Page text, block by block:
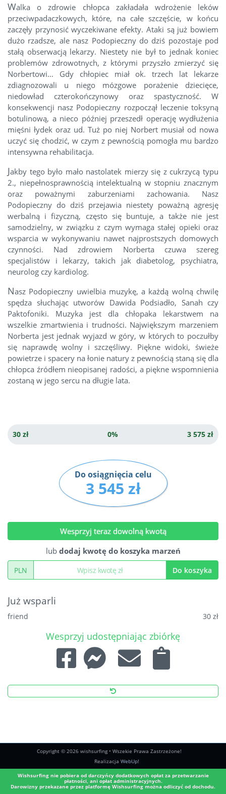
Walka o zdrowie chłopca zakładała wdrożenie leków
przeciwpadaczkowych, które, na całe szczęście, w końcu
zaczęły przynosić wyczekiwane efekty. Ataki są już bowiem
dużo rzadsze, ale nasz Podopieczny do dziś pozostaje pod
stałą obserwacją lekarzy. Niestety nie był to jednak koniec
problemów zdrowotnych, z którymi przyszło zmierzyć się
Norbertowi… Gdy chłopiec miał ok. trzech lat lekarze
zdiagnozowali u niego mózgowe porażenie dziecięce,
niedowład czterokończynowy oraz spastyczność. W
konsekwencji nasz Podopieczny rozpoczął leczenie toksyną
botulinową, a nieco później przeszedł operację wydłużenia
mięśni łydek oraz ud. Tuż po niej Norbert musiał od nowa
uczyć się chodzić, w czym z pewnością pomogła mu bardzo
intensywna rehabilitacja.
Jakby tego było mało nastolatek mierzy się z cukrzycą typu
2., niepełnosprawnością intelektualną w stopniu znacznym
oraz poważnymi zaburzeniami zachowania. Nasz
Podopieczny do dziś przejawia niestety poważną agresję
werbalną i fizyczną, często się buntuje, a także nie jest
samodzielny, w związku z czym wymaga stałej opieki oraz
wsparcia w wykonywaniu nawet najprostszych domowych
czynności. Nad zdrowiem Norberta czuwa szereg
specjalistów i lekarzy, takich jak diabetolog, psychiatra,
neurolog czy kardiolog.
Nasz Podopieczny uwielbia muzykę, a każdą wolną chwilę
spędza słuchając utworów Dawida Podsiadło, Sanah czy
Paktofoniki. Muzyka jest dla chłopaka lekarstwem na
wszelkie zmartwienia i trudności. Największym marzeniem
Norberta jest jednak wyjazd w góry, w których to poczułby
się naprawdę wolny i szczęśliwy. Piękne widoki, świeże
powietrze i spacery na łonie natury z pewnością staną się dla
chłopca źródłem nieopisanej radości, a piękne wspomnienia
zostaną w jego sercu na długie lata.
30 zł 0% 3 575 zł
Do osiągnięcia celu
3 545 zł
Wesprzyj teraz dowolną kwotą
lub dodaj kwotę do koszyka marzeń
PLN Do koszyka
Już wsparli
friend 30 zł
Wesprzyj udostępniając zbiórkę
Copyright © 2026 wishsurfing • Wszekie Prawa Zastrzeżone!
Realizacja WebUp!
Wishsurfing nie pobiera od darczyńcy dodatkowych opłat za przetwarzanie
płatności, ani opłat administracyjnych.
Darowizny przekazane przez platformę Wishsurfing można odliczyć od dochodu.